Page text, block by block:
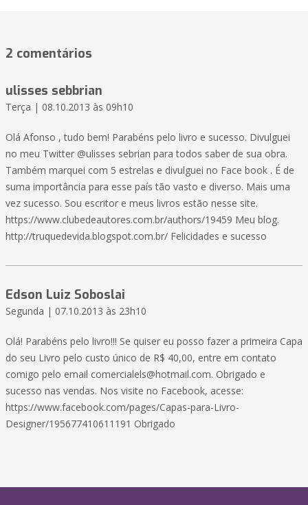
2 comentários
ulisses sebbrian
Terça | 08.10.2013 às 09h10
Olá Afonso , tudo bem! Parabéns pelo livro e sucesso. Divulguei
no meu Twitter @ulisses sebrian para todos saber de sua obra.
Também marquei com 5 estrelas e divulguei no Face book . É de
suma importância para esse país tão vasto e diverso. Mais uma
vez sucesso. Sou escritor e meus livros estão nesse site.
https://www.clubedeautores.com.br/authors/19459 Meu blog.
http://truquedevida.blogspot.com.br/ Felicidades e sucesso
Edson Luiz Soboslai
Segunda | 07.10.2013 às 23h10
Olá! Parabéns pelo livro!!! Se quiser eu posso fazer a primeira Capa
do seu Livro pelo custo único de R$ 40,00, entre em contato
comigo pelo email comercialels@hotmail.com. Obrigado e
sucesso nas vendas. Nos visite no Facebook, acesse:
https://www.facebook.com/pages/Capas-para-Livro-
Designer/195677410611191 Obrigado